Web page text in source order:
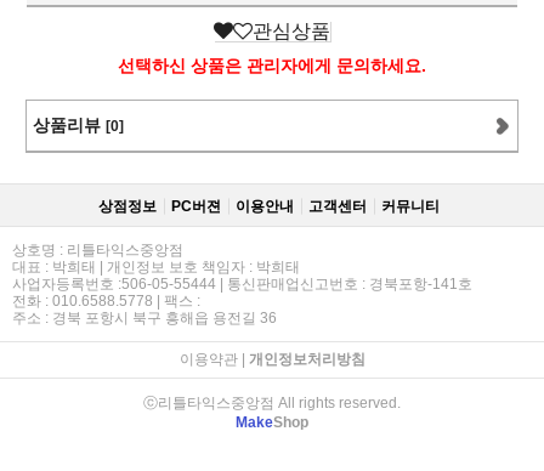
관심상품
선택하신 상품은 관리자에게 문의하세요.
상품리뷰 [0]
상점정보 PC버젼 이용안내 고객센터 커뮤니티
상호명 : 리틀타익스중앙점
대표 : 박희태 | 개인정보 보호 책임자 : 박희태
사업자등록번호 :506-05-55444 | 통신판매업신고번호 : 경북포항-141호
전화 : 010.6588.5778 | 팩스 :
주소 : 경북 포항시 북구 흥해읍 용전길 36
이용약관| 개인정보처리방침
ⓒ리틀타익스중앙점 All rights reserved.
MakeShop